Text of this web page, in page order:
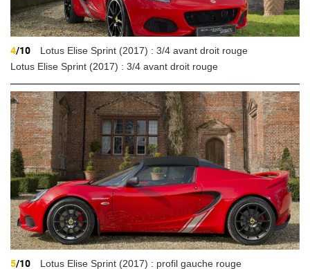
4/10
Lotus Elise Sprint (2017) : 3/4 avant droit rouge
Lotus Elise Sprint (2017) : 3/4 avant droit rouge
5/10
Lotus Elise Sprint (2017) : profil gauche rouge